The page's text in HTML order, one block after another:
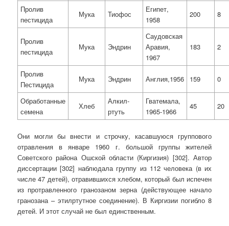
Пролив
пестицида
Мука Тиофос
Египет,
1958
200 8
Пролив
пестицида
Мука Эндрин
Саудовская
Аравия,
1967
183 2
Пролив
Пестицида
Мука Эндрин Англия,1956 159 0
Обработанные
семена
Хлеб
Алкил­
ртуть
Гватемала,
1965-1966
45 20
Они могли бы внести и строчку, касавшуюся группового
отравления в январе 1960 г. большой группы жителей
Советского района Ошской области (Киргизия) [302]. Автор
диссертации [302] наблюдала группу из 112 человека (в их
числе 47 детей), отравившихся хлебом, который был испечен
из протравленного гранозаном зерна (действующее начало
гранозана – этилртутное соединение). В Киргизии погибло 8
детей. И этот случай не был единственным.